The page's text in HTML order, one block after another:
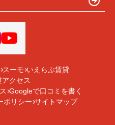
スーモ いえらぶ賃貸
クセス
Googleで口コミを書く
ポリシー サイトマップ